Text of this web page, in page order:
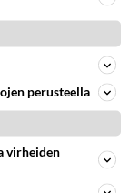
suvut
perusteella
virheiden